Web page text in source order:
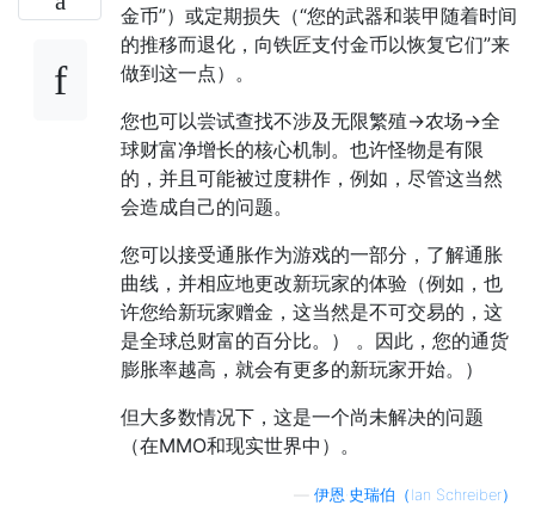
金币”）或定期损失（“您的武器和装甲随着时间
的推移而退化，向铁匠支付金币以恢复它们”来
做到这一点）。
您也可以尝试查找不涉及无限繁殖->农场->全
球财富净增长的核心机制。也许怪物是有限
的，并且可能被过度耕作，例如，尽管这当然
会造成自己的问题。
您可以接受通胀作为游戏的一部分，了解通胀
曲线，并相应地更改新玩家的体验（例如，也
许您给新玩家赠金，这当然是不可交易的，这
是全球总财富的百分比。） 。因此，您的通货
膨胀率越高，就会有更多的新玩家开始。）
但大多数情况下，这是一个尚未解决的问题
（在MMO和现实世界中）。
伊恩·史瑞伯（Ian Schreiber）